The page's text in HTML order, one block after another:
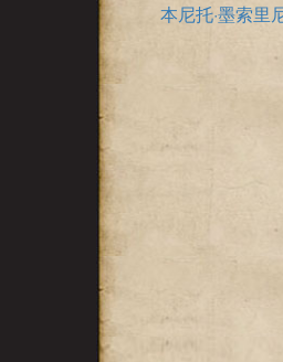
本尼托·墨索